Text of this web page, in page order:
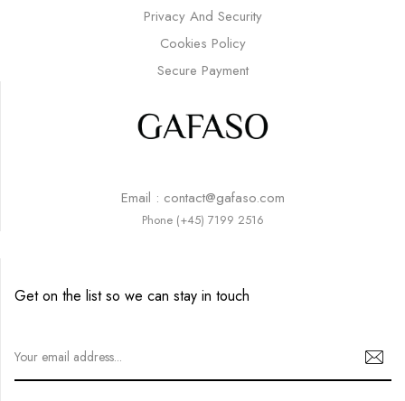
Privacy And Security
Cookies Policy
Secure Payment
Email : contact@gafaso.com
Phone (+45) 7199 2516
Get on the list so we can stay in touch